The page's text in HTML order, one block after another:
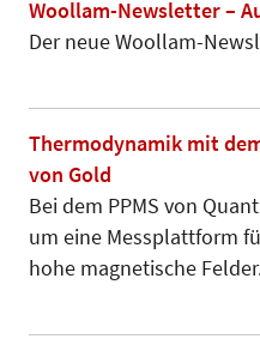
Woollam-Newsletter –
Der neue Woollam-
Thermodynamik mit
von Gold
Bei dem PPMS von
um eine Messplattform
hohe magnetische